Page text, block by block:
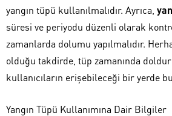
yangın tüpü kullanılmalıdır. Ayrıca,
süresi ve periyodu düzenli olarak
zamanlarda dolumu yapılmalıdır.
olduğu takdirde, tüp zamanında
kullanıcıların erişebileceği bir yerde
Yangın Tüpü Kullanımına Dair Bilgiler